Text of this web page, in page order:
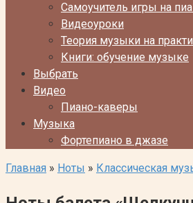
Самоучитель игры на
Видеоуроки
Теория музыки на
Книги: обучение музыке
Выбрать
Видео
Пиано-каверы
Музыка
Фортепиано в джазе
Главная » Ноты » Классическая